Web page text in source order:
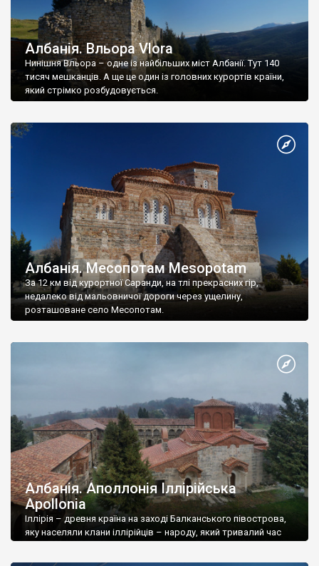
Албанія. Вльора Vlora
Нинішня Вльора – одне із найбільших міст Албанії. Тут 140
тисяч мешканців. А ще це один із головних курортів країни,
який стрімко розбудовується.
Албанія. Месопотам Mesopotam
За 12 км від курортної Саранди, на тлі прекрасних гір,
недалеко від мальовничої дороги через ущелину,
розташоване село Месопотам.
Албанія. Аполлонія Іллірійська
Apollonia
Іллірія – древня країна на заході Балканського півострова,
яку населяли клани іллірійців – народу, який тривалий час